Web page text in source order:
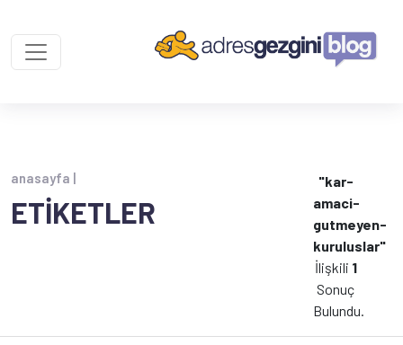
anasayfa |
ETİKETLER
"kar-
amaci-
gutmeyen-
kuruluslar"
İlişkili 1
Sonuç
Bulundu.